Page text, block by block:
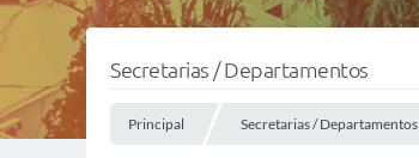
Secretarias / Departamentos
Principal Secretarias / Departamentos